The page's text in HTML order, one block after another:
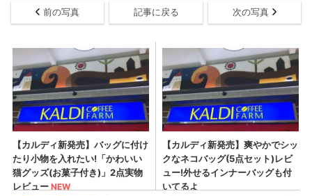
前の写真 記事に戻る 次の写真